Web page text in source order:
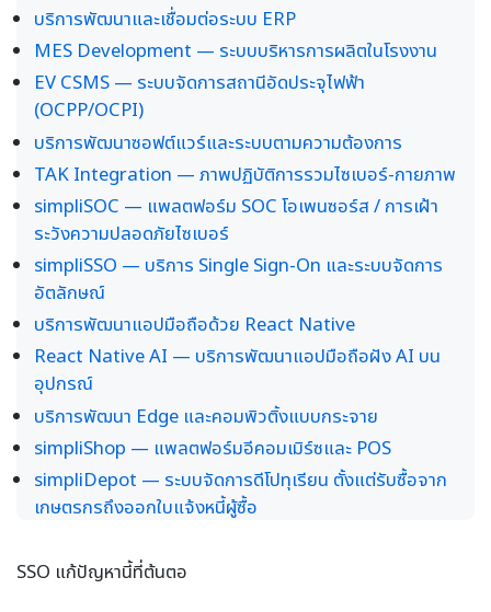
บริการพัฒนาและเชื่อมต่อระบบ ERP
MES Development — ระบบบริหารการผลิตในโรงงาน
EV CSMS — ระบบจัดการสถานีอัดประจุไฟฟ้า
(OCPP/OCPI)
บริการพัฒนาซอฟต์แวร์และระบบตามความต้องการ
TAK Integration — ภาพปฏิบัติการรวมไซเบอร์-กายภาพ
simpliSOC — แพลตฟอร์ม SOC โอเพนซอร์ส / การเฝ้า
ระวังความปลอดภัยไซเบอร์
simpliSSO — บริการ Single Sign-On และระบบจัดการ
อัตลักษณ์
บริการพัฒนาแอปมือถือด้วย React Native
React Native AI — บริการพัฒนาแอปมือถือฝัง AI บน
อุปกรณ์
บริการพัฒนา Edge และคอมพิวติ้งแบบกระจาย
simpliShop — แพลตฟอร์มอีคอมเมิร์ซและ POS
simpliDepot — ระบบจัดการดีโปทุเรียน ตั้งแต่รับซื้อจาก
เกษตรกรถึงออกใบแจ้งหนี้ผู้ซื้อ
SSO แก้ปัญหานี้ที่ต้นตอ